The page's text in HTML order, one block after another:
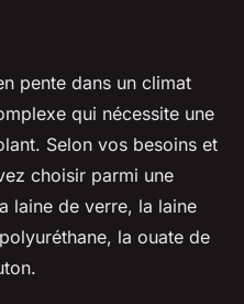
pente dans un climat
qui nécessite une
Selon vos besoins et
choisir parmi une
laine de verre, la laine
la ouate de